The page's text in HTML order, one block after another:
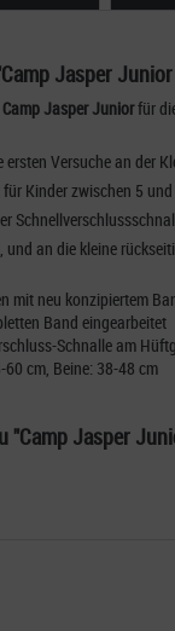
Jasper Junior
Camp Jasper Juniorfür
ersten Versuche an der
Kinder zwischen 5
an die kleine
mit neu konzipiertem
Band eingearbeitet
Schnalle am
60 cm, Beine: 38-48 cm
Jasper